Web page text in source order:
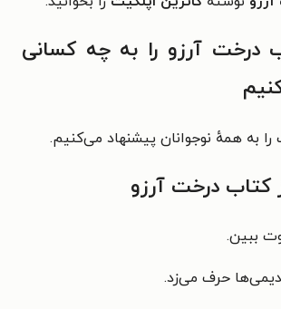
درخت آرزو را به چه کسانی
به همهٔ نوجوانان پیشنهاد می‌کنیم.
درخت آرزو
ببین.
حرف می‌زد.